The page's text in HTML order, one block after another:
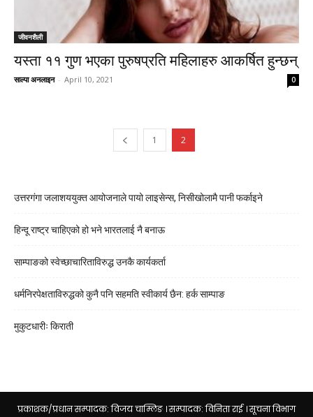
जीवनशैली
यस्ता ११ गुण भएका पुरुषप्रति महिलाहरु आकर्षित हुन्छन्
साल्पा अनलाइन - April 10, 2021 0
1 2
उत्तरगंगा जलाशययुक्त आयोजनाले पायो लाइसेन्स, निसीखोलामै पानी फर्काइने
हिन्दू राष्ट्र चाहिएको हो भने भारतलाई नै बनाऊ
साम्पाङको स्वेच्छाचारिताविरुद्ध उनकै कार्यकर्ता
धर्मनिरपेक्षताविरुद्धको कुनै पनि सहमति स्वीकार्य छैन: हर्क साम्पाङ
मुकुटधारीः किराती
प्रकाशक/प्रधान सम्पादक: विजय चाम्लिङ । सम्पादक: विनिता राई । सूचना विभाग